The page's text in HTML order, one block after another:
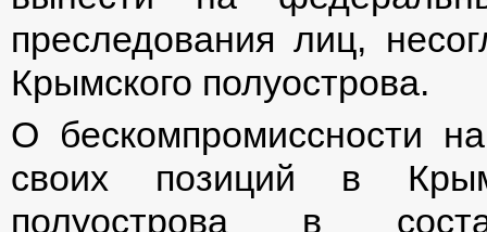
преследования лиц,
Крымского полуострова.
О бескомпромиссности
своих позиций в
полуострова в